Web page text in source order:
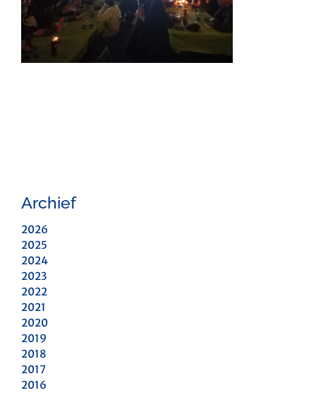
Archief
2026
2025
2024
2023
2022
2021
2020
2019
2018
2017
2016